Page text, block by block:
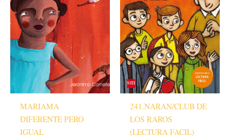
MARIAMA
DIFERENTE PERO
IGUAL
241.NARAN/CLUB DE
LOS RAROS
(LECTURA FACIL)